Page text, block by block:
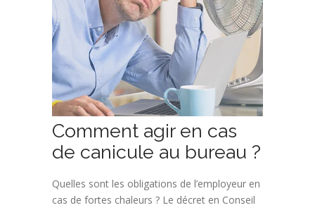
Comment agir en cas
de canicule au bureau ?
Quelles sont les obligations de l’employeur en
cas de fortes chaleurs ? Le décret en Conseil